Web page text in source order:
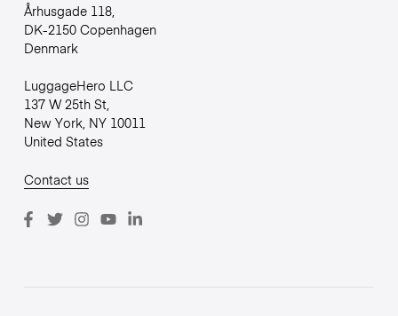
Århusgade 118,
DK-2150 Copenhagen
Denmark
LuggageHero LLC
137 W 25th St,
New York, NY 10011
United States
Contact us